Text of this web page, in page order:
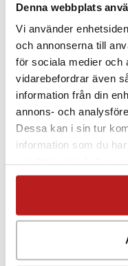
Denna webbplats
Vi använder
och annonserna till
för sociala medier och
vidarebefordrar även
information från din
annons- och
Dessa kan i sin tur
information som du
Avläsning kan ske via
avläsning via webben
datalagring.
Med hjälp av en WiFi-
trådlösa nätverk.
Vid köp av ny logger
presenteras,se demo
loggern för att enkelt
möjlighet att se datan
Observera att detta
1000 mätvärdenför